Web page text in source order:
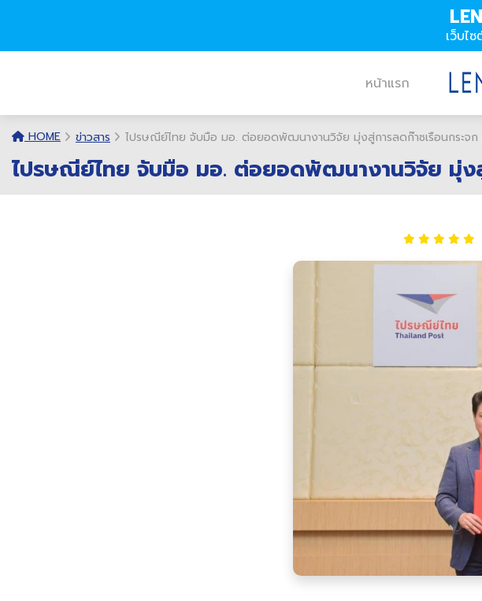
เว็บไ
หน้าแรก
HOME ข่าวสาร ไปรษณีย์ไทย จับมือ มอ. ต่อยอดพัฒนางานวิจัย มุ่งสู่การลดก๊าซเรือนกระจ
ไปรษณีย์ไทย จับมือ มอ. ต่อยอดพัฒนางานวิจัย มุ่ง